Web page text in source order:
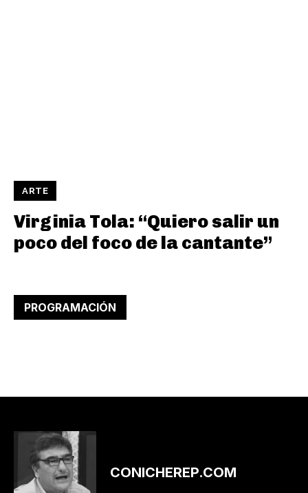
ARTE
Virginia Tola: “Quiero salir un
poco del foco de la cantante”
PROGRAMACIÓN
CONICHEREP.COM